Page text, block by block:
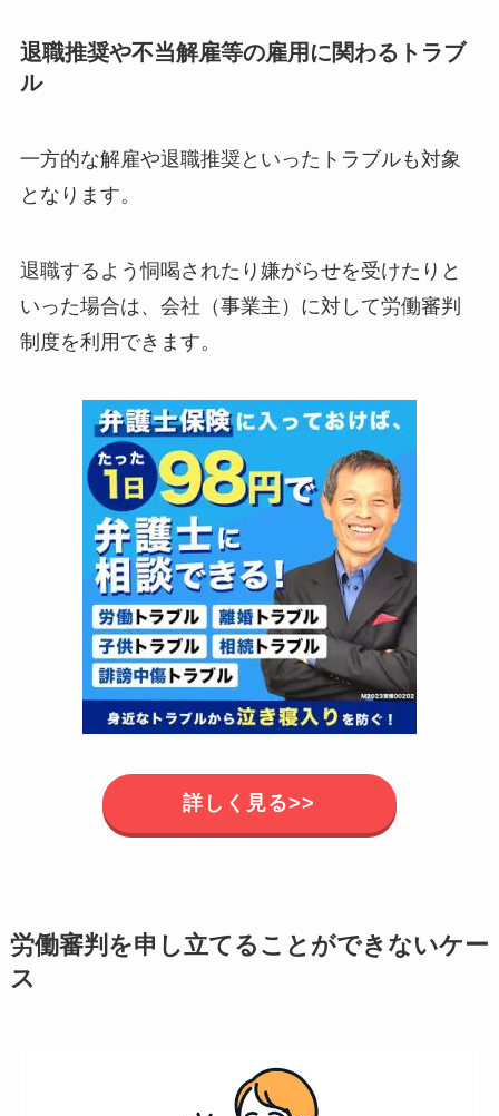
退職推奨や不当解雇等の雇用に関わるトラブ
ル
一方的な解雇や退職推奨といったトラブルも対象
となります。
退職するよう恫喝されたり嫌がらせを受けたりと
いった場合は、会社（事業主）に対して労働審判
制度を利用できます。
詳しく見る>>
労働審判を申し立てることができないケー
ス